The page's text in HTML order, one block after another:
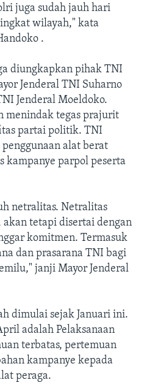
juga sudah jauh hari
wilayah," kata
.
diungkapkan pihak TNI
Jenderal TNI Suharno
Jenderal Moeldoko.
menindak tegas prajurit
partai politik. TNI
alat berat
parpol peserta
netralitas. Netralitas
tetapi disertai dengan
komitmen. Termasuk
dan prasarana TNI bagi
janji Mayor Jenderal
dimulai sejak Januari ini.
adalah Pelaksanaan
terbatas, pertemuan
kampanye kepada
peraga.